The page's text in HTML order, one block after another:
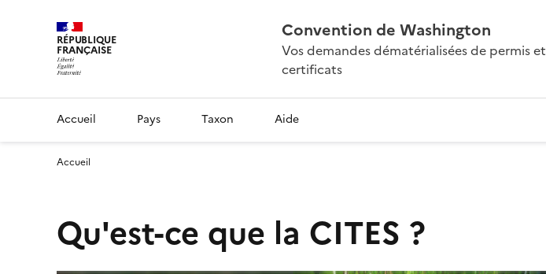
RÉPUBLIQUE
FRANÇAISE
Convention de Washington
Vos demandes dématérialisées de permis et
certificats
Accueil Pays Taxon Aide
Accueil
Qu'est-ce que la CITES ?